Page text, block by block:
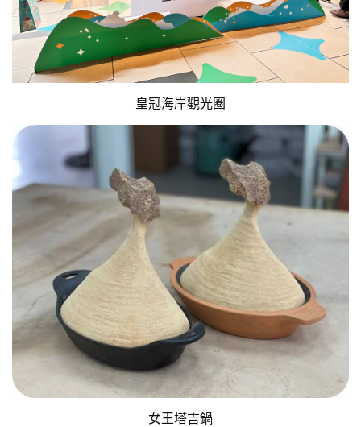
皇冠海岸觀光圈
女王塔吉鍋